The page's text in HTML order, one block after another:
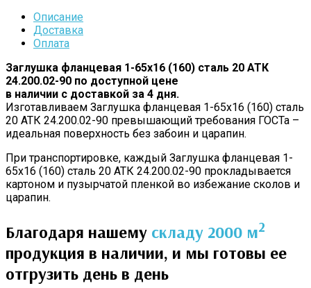
Описание
Доставка
Оплата
Заглушка фланцевая 1-65х16 (160) сталь 20 АТК
24.200.02-90 по доступной цене
в наличии с доставкой за 4 дня.
Изготавливаем Заглушка фланцевая 1-65х16 (160) сталь
20 АТК 24.200.02-90 превышающий требования ГОСТа –
идеальная поверхность без забоин и царапин.
При транспортировке, каждый Заглушка фланцевая 1-
65х16 (160) сталь 20 АТК 24.200.02-90 прокладывается
картоном и пузырчатой пленкой во избежание сколов и
царапин.
Благодаря нашему складу 2000 м2
продукция в наличии, и мы готовы ее
отгрузить день в день